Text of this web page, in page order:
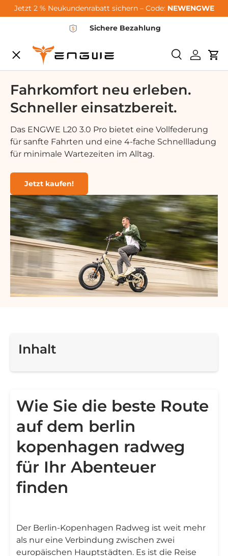
Skip to content
Jetzt 2 % Neukundenrabatt sichern – Code: NEWENGWE
Sichere Bezahlung
SearchLog in
Menu
City-Sale
E-Bikes
Zubehör
Community
Support
Fahrkomfort neu erleben.
Schneller einsatzbereit.
Das ENGWE L20 3.0 Pro bietet eine Vollfederung
für sanfte Fahrten und eine 4-fache Schnellladung
für minimale Wartezeiten im Alltag.
Jetzt kaufen!
Inhalt
Wie Sie die beste Route
auf dem berlin
kopenhagen radweg
für Ihr Abenteuer
finden
Der Berlin-Kopenhagen Radweg ist weit mehr
als nur eine Verbindung zwischen zwei
europäischen Hauptstädten. Es ist die Reise